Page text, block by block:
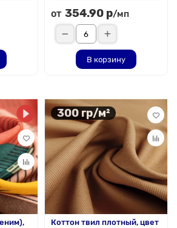
от 354.90 р/мп
В корзину
300 гр/м²
Коттон твил плотный, цвет